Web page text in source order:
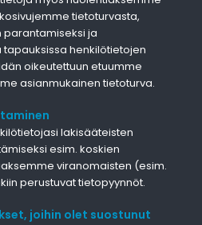
tietoturvasta,
ja
tapauksissa henkilötietojen
oikeutettuun etuumme
asianmukainen tietoturva.
lakisääteisten
esim. koskien
viranomaisten (esim.
perustuvat tietopyynnöt.
joihin olet suostunut